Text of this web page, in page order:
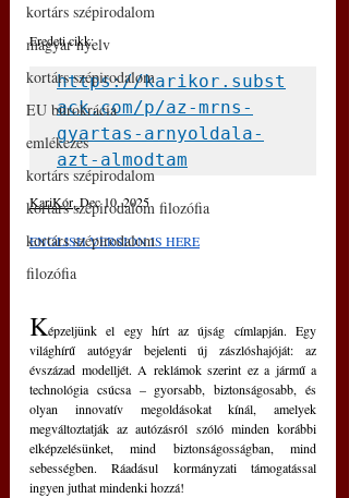
kortárs szépirodalom
magyar nyelv
kortárs szépirodalom
EU bürokrácia
emlékezés
kortárs szépirodalom
kortárs szépirodalom filozófia
kortárs szépirodalom
filozófia
Eredeti cikk:
https://karikor.subst
ack.com/p/az-mrns-
gyartas-arnyoldala-
azt-almodtam
KariKór, Dec 10, 2025
ENGLISH VERSION IS HERE
Képzeljünk el egy hírt az újság címlapján. Egy
világhírű autógyár bejelenti új zászlóshajóját: az
évszázad modelljét. A reklámok szerint ez a jármű a
technológia csúcsa – gyorsabb, biztonságosabb, és
olyan innovatív megoldásokat kínál, amelyek
megváltoztatják az autózásról szóló minden korábbi
elképzelésünket, mind biztonságosságban, mind
sebességben. Ráadásul kormányzati támogatással
ingyen juthat mindenki hozzá!